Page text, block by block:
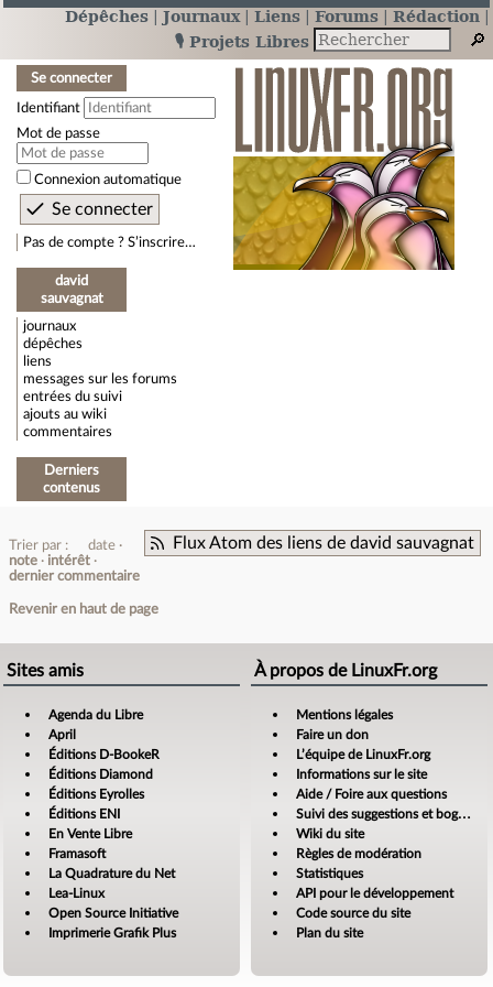
Dépêches Journaux Liens Forums
Rédaction
🎙️ Projets Libres
Se connecter
Identifiant
Mot de passe
Connexion automatique
Pas de compte ? S’inscrire…
david
sauvagnat
journaux
dépêches
liens
messages sur les forums
entrées du suivi
ajouts au wiki
commentaires
Derniers
contenus
Flux Atom des liens de david sauvagnat
Trier par :
date
note
intérêt
dernier commentaire
Revenir en haut de page
Sites amis
Agenda du Libre
April
Éditions D-BookeR
Éditions Diamond
Éditions Eyrolles
Éditions ENI
En Vente Libre
Framasoft
La Quadrature du Net
Lea-Linux
Open Source Initiative
Imprimerie Grafik Plus
À propos de LinuxFr.org
Mentions légales
Faire un don
L’équipe de LinuxFr.org
Informations sur le site
Aide / Foire aux questions
Suivi des suggestions et bogues
Wiki du site
Règles de modération
Statistiques
API pour le développement
Code source du site
Plan du site